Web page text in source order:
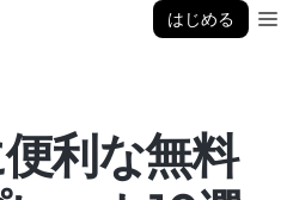
はじめる
利な無料